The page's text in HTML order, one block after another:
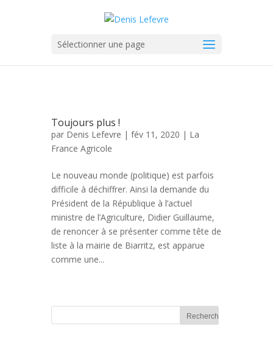
Sélectionner une page
Toujours plus !
par Denis Lefevre | fév 11, 2020 | La
France Agricole
Le nouveau monde (politique) est parfois
difficile à déchiffrer. Ainsi la demande du
Président de la République à l’actuel
ministre de l’Agriculture, Didier Guillaume,
de renoncer à se présenter comme tête de
liste à la mairie de Biarritz, est apparue
comme une...